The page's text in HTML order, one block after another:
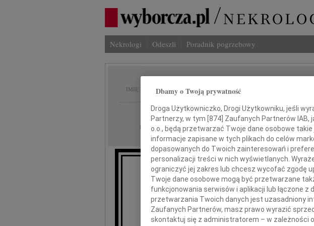
Nekrologi Odeszli Poradnik pogrzebowy
IMIĘ I NAZWISKO: Józef Kaczkowski
REGION: Gdańsk
DATA EMISJI: 05.06.2026
Z ogromnym smutkiem przyjęliśmy
Dbamy o Twoją prywatność
Droga Użytkowniczko, Drogi Użytkowniku, jeśli
Partnerzy, w tym [ 874 ] Zaufanych Partnerów IAB,
o.o., będą przetwarzać Twoje dane osobowe
informacje zapisane w tych plikach do celów
dopasowanych do Twoich zainteresowań i
personalizacji treści w nich wyświetlanych.
ograniczyć jej zakres lub chcesz wycofać zgodę
Twoje dane osobowe mogą być przetwarzane
funkcjonowania serwisów i aplikacji lub łączone
przetwarzania Twoich danych jest uzasadniony
Zaufanych Partnerów, masz prawo wyrazić
skontaktuj się z administratorem – w zależności